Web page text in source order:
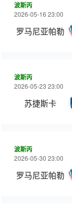
波斯丙
2026-05-16 23:00
罗马尼亚帕勒
波斯丙
2026-05-23 23:00
苏捷斯卡
波斯丙
2026-05-30 23:00
罗马尼亚帕勒